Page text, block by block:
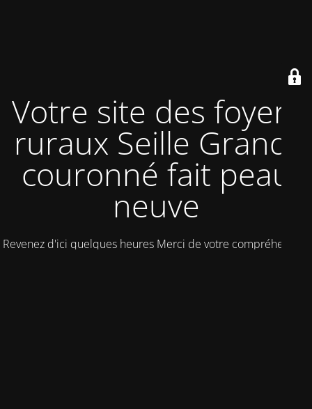
Votre site des foyers
ruraux Seille Grand-
couronné fait peau
neuve
Revenez d'ici quelques heures Merci de votre compréhension